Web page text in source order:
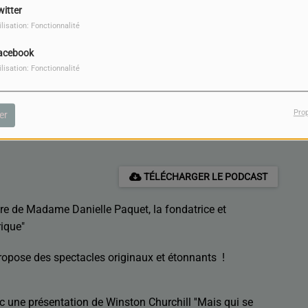
Fonctionnalité
Fonctionnalité
TÉLÉCHARGER LE PODCAST
de Madame Danielle Paquet, la fondatrice et
des spectacles originaux et étonnants !
une présentation de Winston Churchill ''Mais qui se